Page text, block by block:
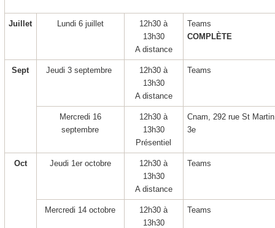
Juillet Lundi 6 juillet
12h30 à
13h30
A distance
Teams
COMPLÈTE
Sept Jeudi 3 septembre
12h30 à
13h30
A distance
Teams
Mercredi 16
septembre
12h30 à
13h30
Présentiel
Cnam, 292 rue St
3e
Oct Jeudi 1 er octobre
12h30 à
13h30
A distance
Teams
Mercredi 14 octobre
12h30 à
13h30
Teams